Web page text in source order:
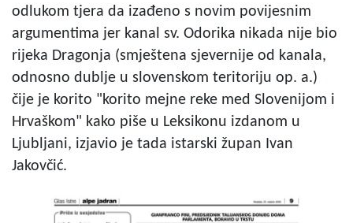
odlukom tjera da izađeno s novim povijesnim
argumentima jer kanal sv. Odorika nikada nije bio
rijeka Dragonja (smještena sjevernije od kanala,
odnosno dublje u slovenskom teritoriju op. a.)
čije je korito "korito mejne reke med Slovenijom i
Hrvaškom" kako piše u Leksikonu izdanom u
Ljubljani, izjavio je tada istarski župan Ivan
Jakovčić.